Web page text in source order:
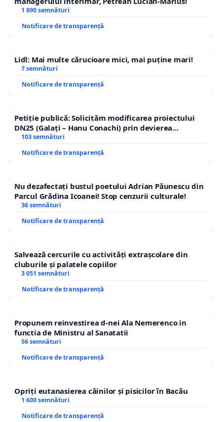
1 890 semnături
Notificare de transparență
Lidl: Mai multe cărucioare mici, mai puține mari!
7 semnături
Notificare de transparență
Petiție publică: Solicităm modificarea proiectului
DN25 (Galați – Hanu Conachi) prin devierea
traseului în afara localităților!
103 semnături
Notificare de transparență
Nu dezafectați bustul poetului Adrian Păunescu din
Parcul Grădina Icoanei! Stop cenzurii culturale!
36 semnături
Notificare de transparență
Salvează cercurile cu activități extrașcolare din
cluburile și palatele copiilor
3 051 semnături
Notificare de transparență
Propunem reinvestirea d-nei Ala Nemerenco in
functia de Ministru al Sanatatii
56 semnături
Notificare de transparență
Opriți eutanasierea câinilor și pisicilor în Bacău
1 600 semnături
Notificare de transparență